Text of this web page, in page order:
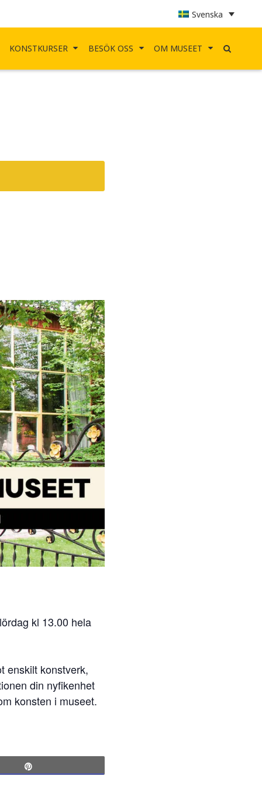
Svenska
KONSTKURSER BESÖK OSS OM MUSEET
kl 13.00 hela
enskilt konstverk,
din nyfikenhet
konsten i museet.